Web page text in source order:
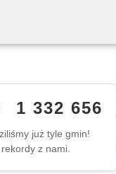
1 332 656
już tyle gmin!
z nami.